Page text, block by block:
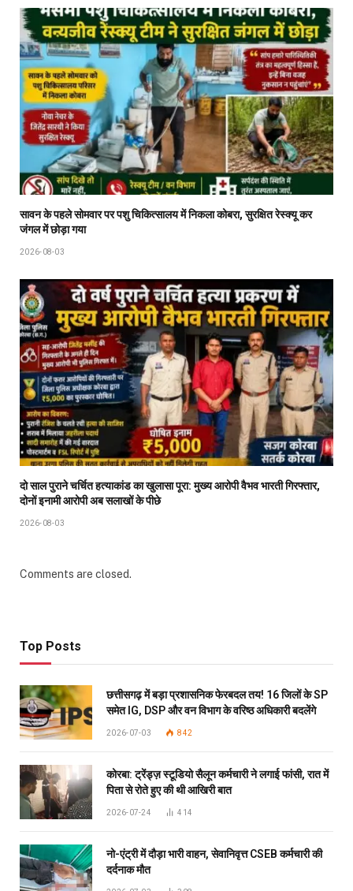
सावन के पहले सोमवार पर पशु चिकित्सालय में निकला कोबरा, सुरक्षित रेस्क्यू कर
जंगल में छोड़ा गया
2026-08-03
दो साल पुराने चर्चित हत्याकांड का खुलासा पूरा: मुख्य आरोपी वैभव भारती गिरफ्तार,
दोनों इनामी आरोपी अब सलाखों के पीछे
2026-08-03
Comments are closed.
Top Posts
छत्तीसगढ़ में बड़ा प्रशासनिक फेरबदल तय! 16 जिलों के SP
समेत IG, DSP और वन विभाग के वरिष्ठ अधिकारी बदलेंगे
2026-07-03 842
कोरबा: ट्रेंड्ज़ स्टूडियो सैलून कर्मचारी ने लगाई फांसी, रात में
पिता से रोते हुए की थी आखिरी बात
2026-07-24 414
नो-एंट्री में दौड़ा भारी वाहन, सेवानिवृत्त CSEB कर्मचारी की
दर्दनाक मौत